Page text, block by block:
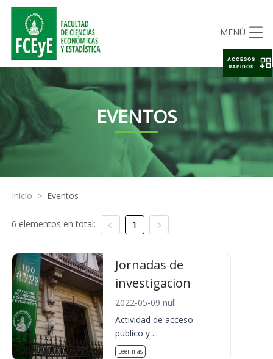
MENÚ
EVENTOS
Inicio > Eventos
6 elementos en total: 1
Jornadas de
investigacion
2022-05-09 null
Actividad de acceso
publico y ...
Leer más
ACCESOS
RAPIDOS